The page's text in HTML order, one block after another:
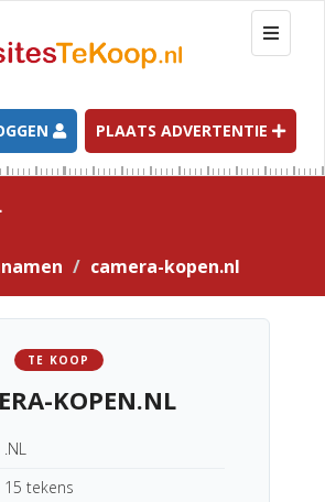
T
o
g
l
e
n
a
t
PLAATS ADVERTENTIE
camera-kopen.nl
TE KOOP
KOPEN.NL
.NL
15 tekens